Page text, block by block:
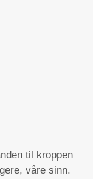
til kroppen
våre sinn.